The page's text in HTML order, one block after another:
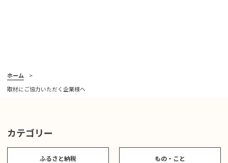
ホーム
取材にご協力いただく企業様へ
カテゴリー
ふるさと納税 もの・こと